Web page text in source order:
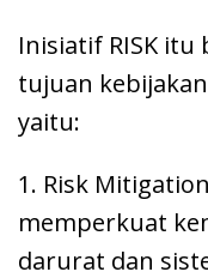
Inisiatif RISK
tujuan
yaitu:
1. Risk
memperkuat
darurat dan